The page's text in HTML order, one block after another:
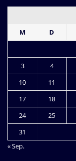
M
D
3
4
10
11
17
18
24
25
31
« Sep.